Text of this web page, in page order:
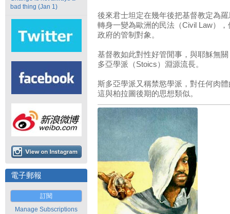
bad thing (Jan 1)
電子郵報
訂閱
Manage Subscriptions
後來君士坦定在幾年後把基督教定為
轉身一變為歐洲的民法（Civil Law）
政府的管制對象。
基督教如此對性好管閒事，與耶穌無
多亞學派（Stoics）淵源流長。
斯多亞學派又稱禁慾學派，對任何肉
這與柏拉圖後期的思想類似。